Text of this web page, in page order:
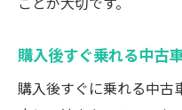
購入後すぐ乗れる中古
購入後すぐに乗れる中古